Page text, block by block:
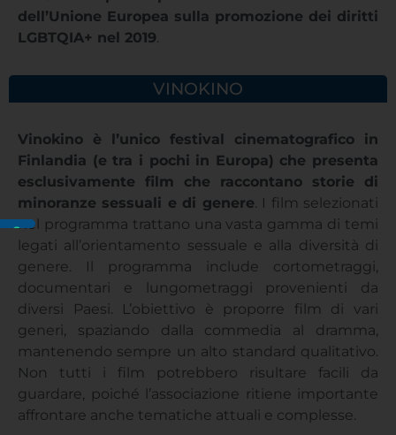
dell’Unione Europea sulla promozione dei diritti
LGBTQIA+ nel 2019.
VINOKINO
Vinokino è l’unico festival cinematografico in
Finlandia (e tra i pochi in Europa) che presenta
esclusivamente film che raccontano storie di
minoranze sessuali e di genere. I film selezionati
nel programma trattano una vasta gamma di temi
legati all’orientamento sessuale e alla diversità di
genere. Il programma include cortometraggi,
documentari e lungometraggi provenienti da
diversi Paesi. L’obiettivo è proporre film di vari
generi, spaziando dalla commedia al dramma,
mantenendo sempre un alto standard qualitativo.
Non tutti i film potrebbero risultare facili da
guardare, poiché l’associazione ritiene importante
affrontare anche tematiche attuali e complesse.